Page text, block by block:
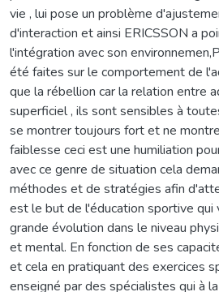
vie , lui pose un problème
d'interaction et ainsi ERICSSON a
l'intégration avec son
été faites sur le comportement de
que la rébellion car la relation entre
superficiel , ils sont sensibles à
se montrer toujours fort et ne
faiblesse ceci est une humiliation
avec ce genre de situation cela
méthodes et de stratégies afin
est le but de l'éducation sportive qui
grande évolution dans le niveau
et mental. En fonction de ses
et cela en pratiquant des exercices
enseigné par des spécialistes qui à